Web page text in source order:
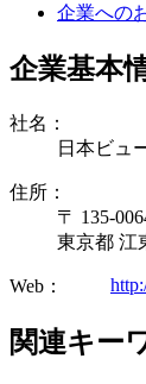
企業への
企業基本
社名：
日本ビュ
住所：
〒 135-
東京都 江
Web：
関連キー